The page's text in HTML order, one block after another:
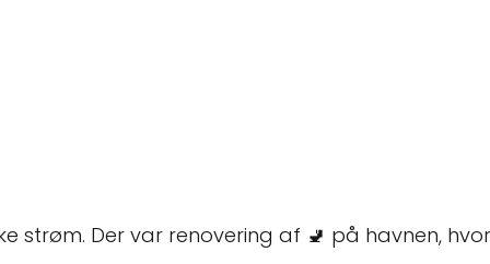
strøm. Der var renovering af 🚽 på havnen,